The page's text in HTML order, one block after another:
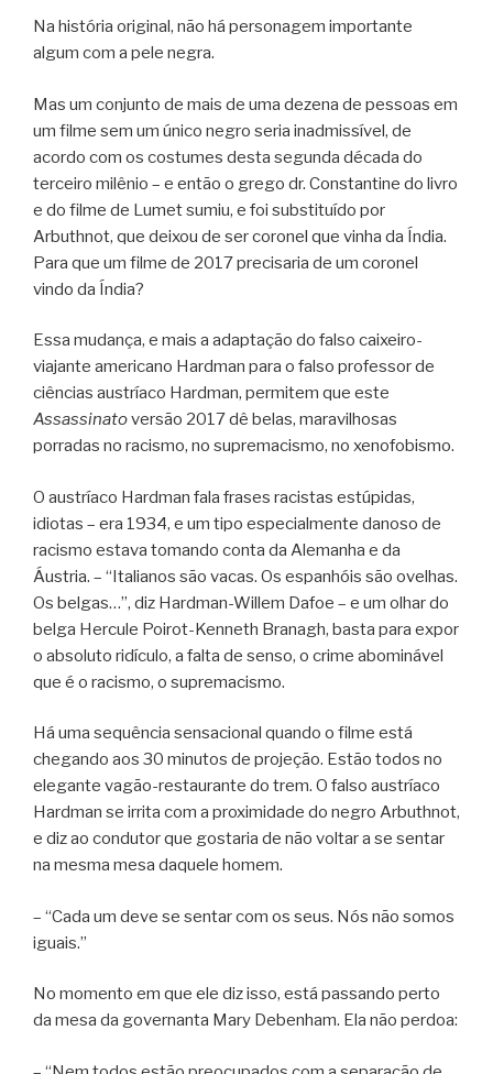
Na história original, não há personagem importante
algum com a pele negra.
Mas um conjunto de mais de uma dezena de pessoas em
um filme sem um único negro seria inadmissível, de
acordo com os costumes desta segunda década do
terceiro milênio – e então o grego dr. Constantine do livro
e do filme de Lumet sumiu, e foi substituído por
Arbuthnot, que deixou de ser coronel que vinha da Índia.
Para que um filme de 2017 precisaria de um coronel
vindo da Índia?
Essa mudança, e mais a adaptação do falso caixeiro-
viajante americano Hardman para o falso professor de
ciências austríaco Hardman, permitem que este
Assassinatoversão 2017 dê belas, maravilhosas
porradas no racismo, no supremacismo, no xenofobismo.
O austríaco Hardman fala frases racistas estúpidas,
idiotas – era 1934, e um tipo especialmente danoso de
racismo estava tomando conta da Alemanha e da
Áustria. – “Italianos são vacas. Os espanhóis são ovelhas.
Os belgas…”, diz Hardman-Willem Dafoe – e um olhar do
belga Hercule Poirot-Kenneth Branagh, basta para expor
o absoluto ridículo, a falta de senso, o crime abominável
que é o racismo, o supremacismo.
Há uma sequência sensacional quando o filme está
chegando aos 30 minutos de projeção. Estão todos no
elegante vagão-restaurante do trem. O falso austríaco
Hardman se irrita com a proximidade do negro Arbuthnot,
e diz ao condutor que gostaria de não voltar a se sentar
na mesma mesa daquele homem.
– “Cada um deve se sentar com os seus. Nós não somos
iguais.”
No momento em que ele diz isso, está passando perto
da mesa da governanta Mary Debenham. Ela não perdoa: